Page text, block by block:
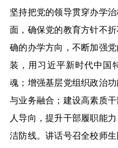
坚持把党的领导贯穿办学
面，确保党的教育方针不
确的办学方向，不断加强
装，用习近平新时代中国
魂；增强基层党组织政治
与业务融合；建设高素质
人导向，提升干部履职能
洁防线。讲话号召全校师